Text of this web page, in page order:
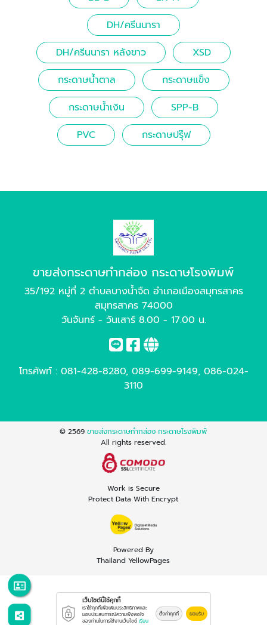
DH/ครีนนารา
DH/ครีนนารา หลังขาว
XSD
กระดาษน้ำตาล
กระดาษแข็ง
กระดาษน้ำเงิน
SPP-B
PVC
กระดาษปรุ๊ฟ
ขายส่งกระดาษทำกล่อง กระดาษโรงพิมพ์
35/192 หมู่ที่ 2 ตำบลบางน้ำจืด อำเภอเมืองสมุทรสาคร
สมุทรสาคร 74000
วันจันทร์ - วันเสาร์ 8.00 - 17.00 น.
โทรศัพท์ : 081-428-8280, 089-699-9149, 086-024-
3110
© 2569ขายส่งกระดาษทำกล่อง กระดาษโรงพิมพ์
All rights reserved.
Work is Secure
Protect Data With Encrypt
Powered By
Thailand YellowPages
เว็บไซต์นี้ใช้คุกกี้
เราใช้คุกกี้เพื่อเพิ่มประสิทธิภาพและ
มอบประสบการณ์ความพึงพอใจ
ของท่านในการใช้งานเว็บไซต์ เรียน
ตั้งค่าคุกกี้ ยอมรับ